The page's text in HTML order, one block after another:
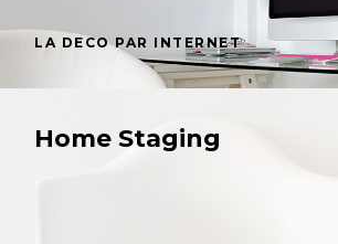
LA DECO PAR INTERNET
Home Staging